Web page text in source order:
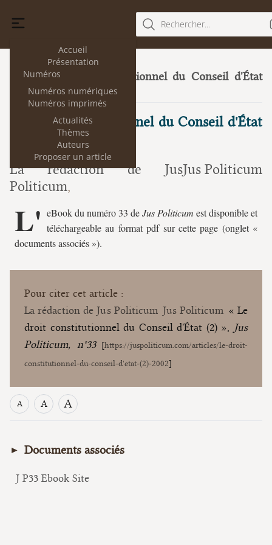
Accueil
Présentation
Numéros
Numéros numériques
Numéros imprimés
Actualités
Thèmes
Auteurs
Proposer un article
Rechercher...
33
Le droit constitutionnel du Conseil d'État
(II). (juillet 2025)
Le droit constitutionnel du Conseil d'État
La rédaction de Jus
Politicum
Jus Politicum
A A A
Documents associés
J P33 Ebook Site
L' eBook du numéro 33 deJus Politicum est disponible et
téléchargeable au format pdf sur cette page (onglet «
documents associés »).
Pour citer cet article :
La rédaction de Jus Politicum Jus Politicum « Le
droit constitutionnel du Conseil d'État (2) », Jus
Politicum, n°33[https://juspoliticum.com/articles/le-droit-
constitutionnel-du-conseil-d'etat-(2)-2002]